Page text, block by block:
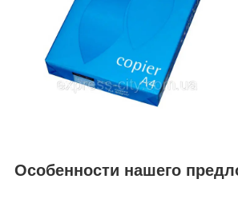
Особенности нашего